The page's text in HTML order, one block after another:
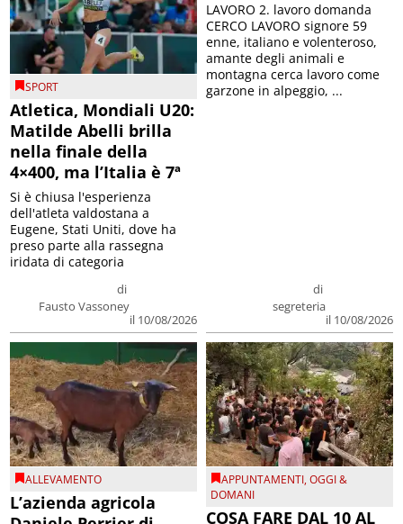
SPORT
Atletica, Mondiali U20:
Matilde Abelli brilla
nella finale della
4×400, ma l’Italia è 7ª
di
Fausto Vassoney
il 10/08/2026
Si è chiusa l'esperienza
dell'atleta valdostana a
Eugene, Stati Uniti, dove ha
preso parte alla rassegna
iridata di categoria
di
segreteria
il 10/08/2026
LAVORO 2. lavoro domanda
CERCO LAVORO signore 59
enne, italiano e volenteroso,
amante degli animali e
montagna cerca lavoro come
garzone in alpeggio, ...
ALLEVAMENTO
L’azienda agricola
APPUNTAMENTI,OGGI &
DOMANI
COSA FARE DAL 10 AL